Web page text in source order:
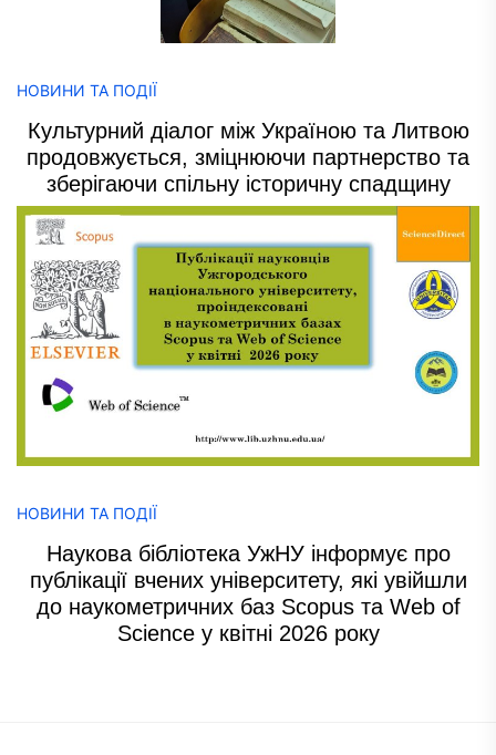
НОВИНИ ТА ПОДІЇ
Культурний діалог між Україною та Литвою
продовжується, зміцнюючи партнерство та
зберігаючи спільну історичну спадщину
НОВИНИ ТА ПОДІЇ
Наукова бібліотека УжНУ інформує про
публікації вчених університету, які увійшли
до наукометричних баз Scopus та Web of
Science у квітні 2026 року